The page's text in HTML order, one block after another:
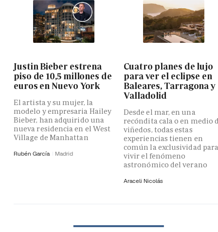
Justin Bieber estrena
piso de 10,5 millones de
euros en Nuevo York
El artista y su mujer, la
modelo y empresaria Hailey
Bieber, han adquirido una
nueva residencia en el West
Village de Manhattan
Rubén García Madrid
Cuatro planes de lujo
para ver el eclipse en
Baleares, Tarragona y
Valladolid
Desde el mar, en una
recóndita cala o en medio
viñedos, todas estas
experiencias tienen en
común la exclusividad
vivir el fenómeno
astronómico del verano
Araceli Nicolás